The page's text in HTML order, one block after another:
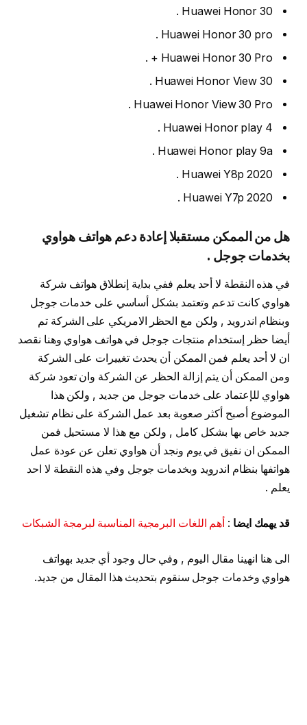
Huawei Honor 30 .
Huawei Honor 30 pro .
Huawei Honor 30 Pro + .
Huawei Honor View 30 .
Huawei Honor View 30 Pro .
Huawei Honor play 4 .
Huawei Honor play 9a .
Huawei Y8p 2020 .
Huawei Y7p 2020 .
هل من الممكن مستقبلا إعادة دعم هواتف هواوي
بخدمات جوجل .
في هذه النقطة لا أحد يعلم ففي بداية إنطلاق هواتف شركة
هواوي كانت تدعم وتعتمد بشكل أساسي على خدمات جوجل
وبنظام اندرويد , ولكن مع الحظر الامريكي على الشركة تم
أيضا حظر إستخدام منتجات جوجل في هواتف هواوي وهنا نقصد
ان لا أحد يعلم فمن الممكن أن يحدث تغييرات على الشركة
ومن الممكن أن يتم إزالة الحظر عن الشركة وان تعود شركة
هواوي للإعتماد على خدمات جوجل من جديد , ولكن هذا
الموضوع أصبح أكثر صعوبة بعد عمل الشركة على نظام تشغيل
جديد خاص بها بشكل كامل , ولكن مع هذا لا مستحيل فمن
الممكن ان نفيق في يوم ونجد أن هواوي تعلن عن عودة عمل
هواتفها بنظام اندرويد وبخدمات جوجل وفي هذه النقطة لا احد
يعلم .
قد يهمك ايضا : أهم اللغات البرمجية المناسبة لبرمجة الشبكات
الى هنا انهينا مقال اليوم , وفي حال وجود أي جديد بهواتف
هواوي وخدمات جوجل سنقوم بتحديث هذا المقال من جديد.